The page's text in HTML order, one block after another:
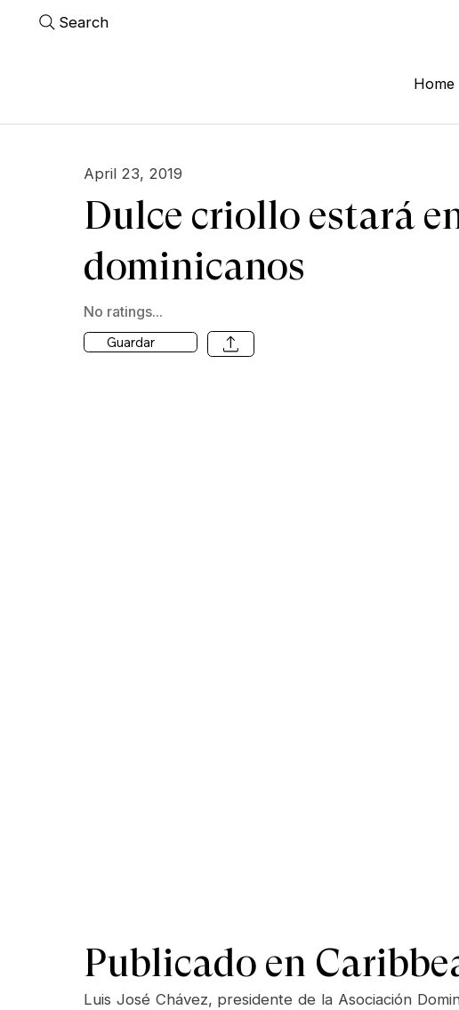
Search
Home
April 23, 2019
Dulce criollo estará
dominicanos
No ratings...
Guardar
Publicado en
Luis José Chávez, presidente de la Asociación